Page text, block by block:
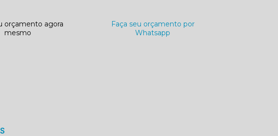
orçamento agora
mesmo
Faça seu orçamento por
Whatsapp